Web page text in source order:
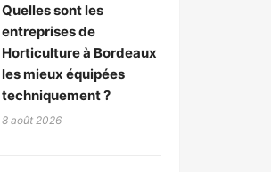
Quelles sont les
entreprises de
Horticulture à Bordeaux
les mieux équipées
techniquement ?
8 août 2026